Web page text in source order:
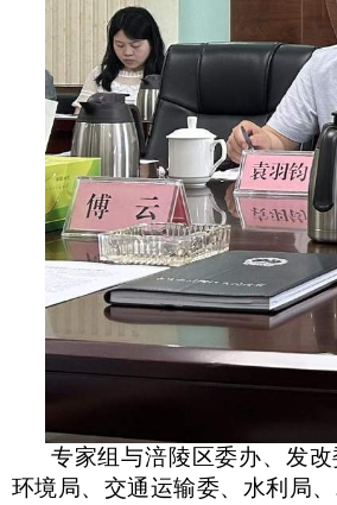
专家组与涪陵区委办、发
环境局、交通运输委、水利局